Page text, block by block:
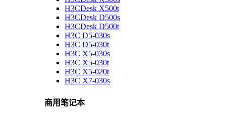
H3CDesk X500t
H3CDesk D500s
H3CDesk D500t
H3C D5-030s
H3C D5-030t
H3C X5-030s
H3C X5-030t
H3C X5-020t
H3C X7-030s
商用笔记本